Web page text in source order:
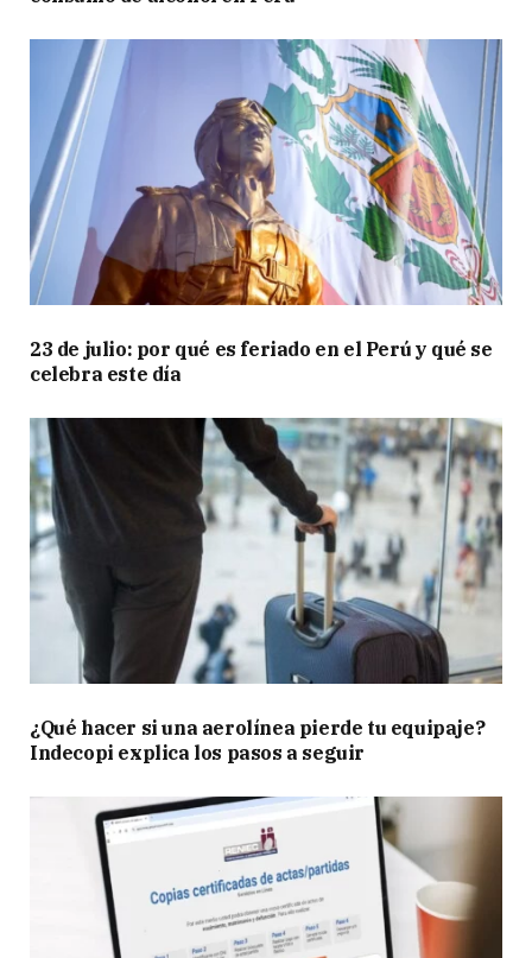
23 de julio: por qué es feriado en el Perú y qué se
celebra este día
¿Qué hacer si una aerolínea pierde tu equipaje?
Indecopi explica los pasos a seguir